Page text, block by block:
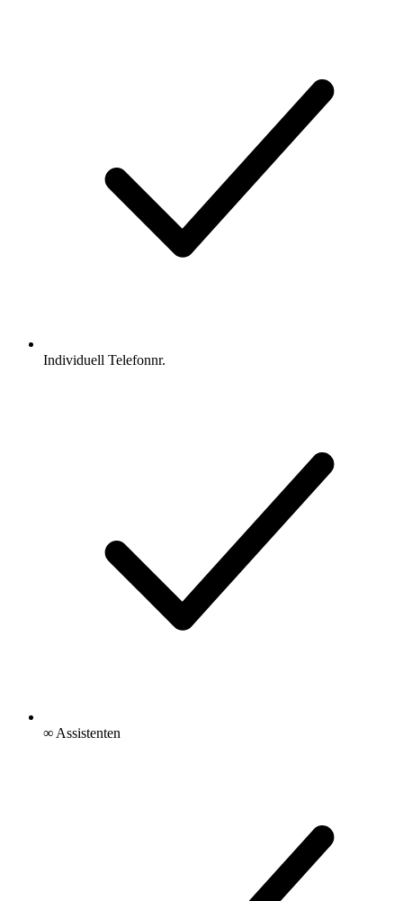
Individuell Telefonnr.
∞ Assistenten